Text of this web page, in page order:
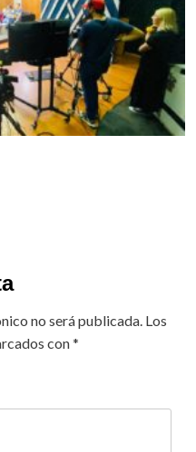
no será publicada. Los
con*